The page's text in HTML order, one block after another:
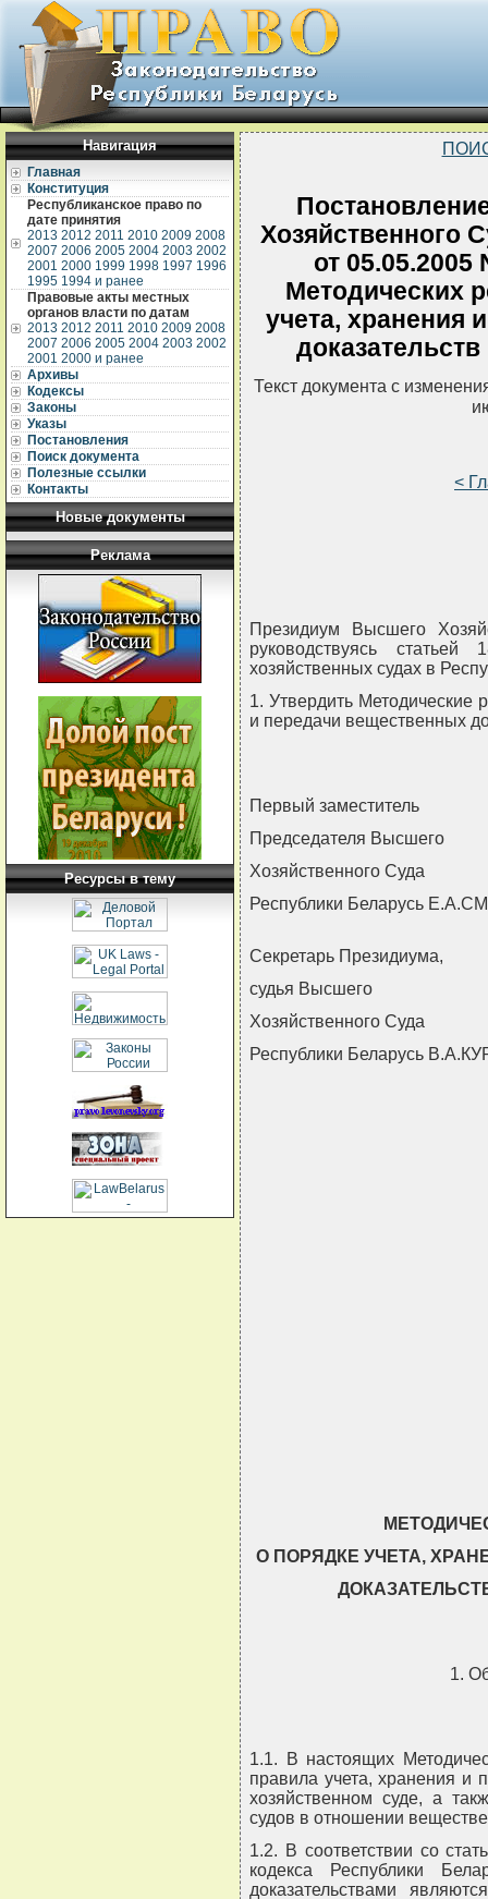
Навигация
Главная
Конституция
Республиканское право по
дате принятия
2013 2012 2011 2010 2009 2008
2007 2006 2005 2004 2003 2002
2001 2000 1999 1998 1997 1996
1995 1994 и ранее
Правовые акты местных
органов власти по датам
2013 2012 2011 2010 2009 2008
2007 2006 2005 2004 2003 2002
2001 2000 и ранее
Архивы
Кодексы
Законы
Указы
Постановления
Поиск документа
Полезные ссылки
Контакты
Новые документы
Реклама
Ресурсы в тему
Хозяйственного
от
Методических
учета, хранения
Текст документа с
<
Президиум Высшего
руководствуясь
хозяйственных судах в
1. Утвердить Методические
и передачи вещественных
Первый заместитель
Председателя Высшего
Хозяйственного Суда
Республики Беларусь
Секретарь Президиума,
судья Высшего
Хозяйственного Суда
Республики Беларусь
О ПОРЯДКЕ УЧЕТА,
1.
1.1. В настоящих
правила учета, хранения и
хозяйственном суде, а
судов в отношении
1.2. В соответствии со
кодекса Республики
доказательствами